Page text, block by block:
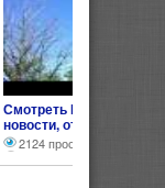
Смотреть МММ-2012,
новости, отзывы!
всем руководителям!
2124 просмотра